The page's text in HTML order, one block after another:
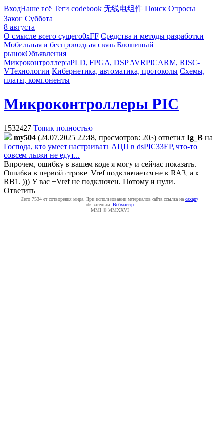
ВходНаше всё Теги codebook 无线电组件 Поиск Опросы
Закон Суббота
8 августа
О смысле всего сущего0xFF Средства и методы разработки
Мобильная и беспроводная связь Блошиный
рынокОбъявления
МикроконтроллерыPLD, FPGA, DSP AVRPICARM, RISC-
VТехнологии Кибернетика, автоматика, протоколы Схемы,
платы, компоненты
Микроконтроллеры PIC
1532427 Топик полностью
my504 (24.07.2025 22:48, просмотров: 203) ответил Ig_B на
Господа, кто умеет настраивать АЦП в dsPIC33EP, что-то
совсем лыжи не едут...
Впрочем, ошибку в вашем коде я могу и сейчас показать.
Ошибка в первой строке. Vref подключается не к RA3, а к
RB1. ))) У вас +Vref не подключен. Потому и нули.
Ответить
Лето 7534 от сотворения мира. При использовании материалов сайта ссылка на caxapу
обязательна. Вебмастер
MMI © MMXXVI